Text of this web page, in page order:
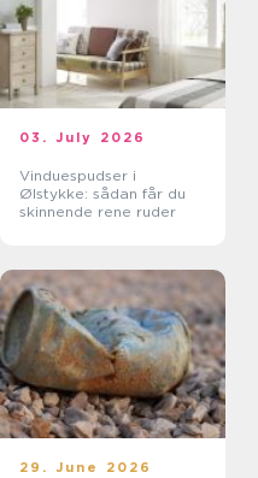
03. July 2026
Vinduespudser i
Ølstykke: sådan får du
skinnende rene ruder
29. June 2026